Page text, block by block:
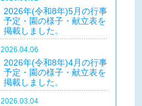
2026年(令和8年)5月の行事
予定・園の様子・献立表を
掲載しました。
2026.04.06
2026年(令和8年)4月の行事
予定・園の様子・献立表を
掲載しました。
2026.03.04